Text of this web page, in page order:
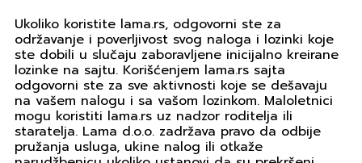
Ukoliko koristite lama.rs, odgovorni ste za
održavanje i poverljivost svog naloga i lozinki koje
ste dobili u slučaju zaboravljene inicijalno kreirane
lozinke na sajtu. Korišćenjem lama.rs sajta
odgovorni ste za sve aktivnosti koje se dešavaju
na vašem nalogu i sa vašom lozinkom. Maloletnici
mogu koristiti lama.rs uz nadzor roditelja ili
staratelja. Lama d.o.o. zadržava pravo da odbije
pružanja usluga, ukine nalog ili otkaže